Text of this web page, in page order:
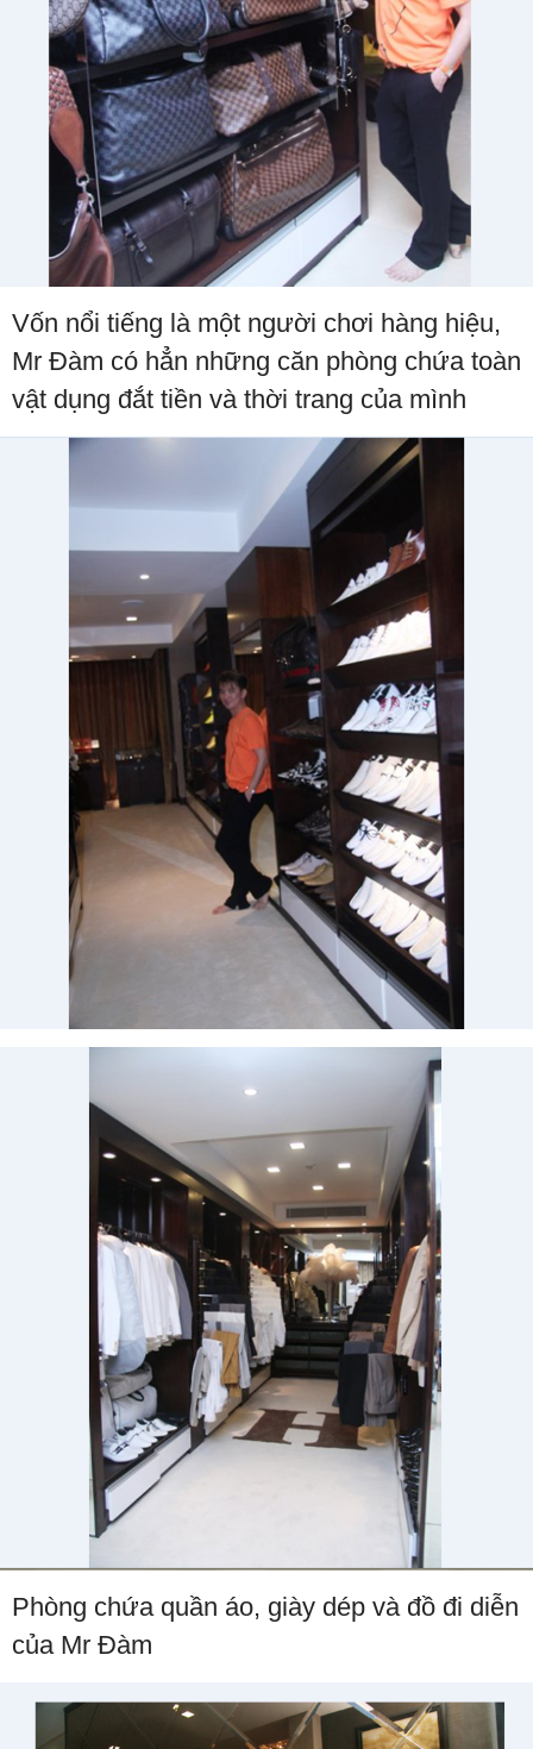
Vốn nổi tiếng là một người chơi hàng hiệu,
Mr Đàm có hẳn những căn phòng chứa toàn
vật dụng đắt tiền và thời trang của mình
Phòng chứa quần áo, giày dép và đồ đi diễn
của Mr Đàm